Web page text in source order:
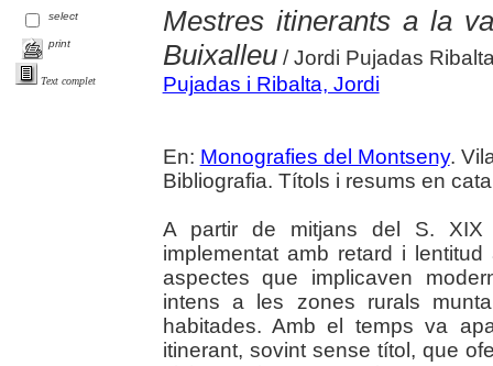
select
print
Text complet
Mestres itinerants a la
Buixalleu/ Jordi Pujadas
Pujadas i Ribalta, Jordi
En: Monografies del Montseny.
Bibliografia. Títols i resums en
A partir de mitjans del S. XIX
implementat amb retard i
aspectes que implicaven
intens a les zones rurals
habitades. Amb el temps va
itinerant, sovint sense títol, que